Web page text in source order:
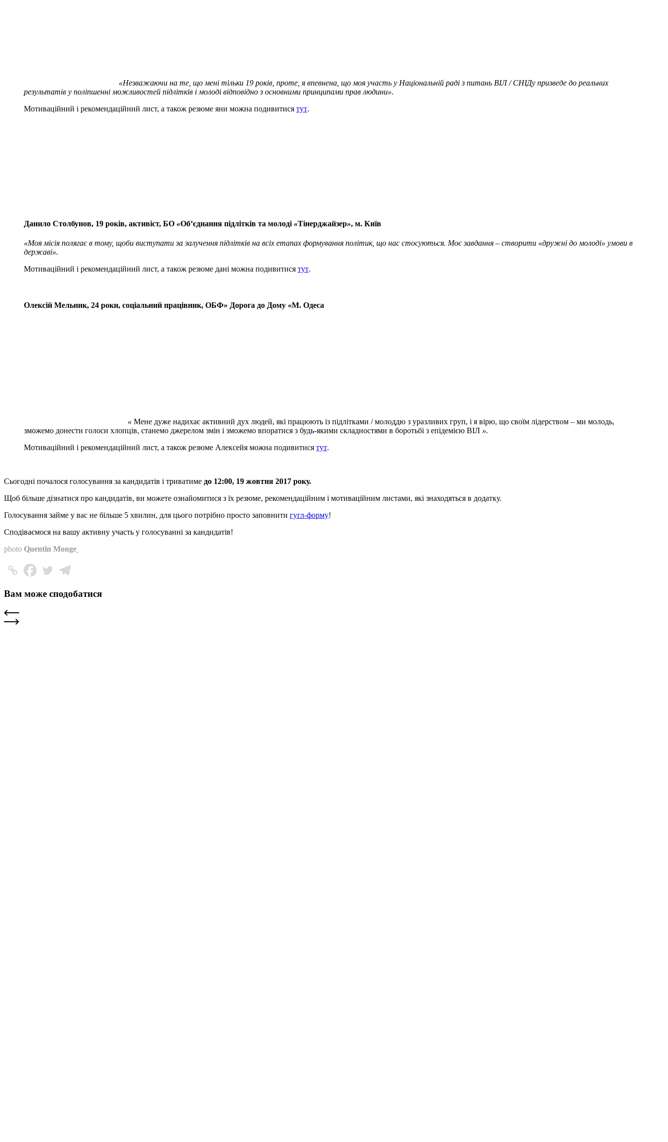
«Незважаючи на те, що мені тільки 19 років, проте, я впевнена, що моя участь у Національній раді з питань ВІЛ / СНІДу призведе до реальних
результатів у поліпшенні можливостей підлітків і молоді відповідно з основними принципами прав людини».
Мотиваційний і рекомендаційний лист, а також резюме яни можна подивитися тут.
Данило Столбунов, 19 років, активіст, БО «Об’єднання підлітків та молоді «Тінерджайзер», м. Київ
«Моя місія полягає в тому, щоби виступати за залучення підлітків на всіх етапах формування політик, що нас стосуються. Моє завдання – створити «дружні до молоді» умови в
державі».
Мотиваційний і рекомендаційний лист, а також резюме дані можна подивитися тут.
Олексій Мельник, 24 роки, соціальний працівник, ОБФ» Дорога до Дому «М. Одеса
« Мене дуже надихає активний дух людей, які працюють із підлітками / молоддю з уразливих груп, і я вірю, що своїм лідерством – ми молодь,
зможемо донести голоси хлопців, станемо джерелом змін і зможемо впоратися з будь-якими складностями в боротьбі з епідемією ВІЛ ».
Мотиваційний і рекомендаційний лист, а також резюме Алексейя можна подивитися тут.
Сьогодні почалося голосування за кандидатів і триватиме до 12:00, 19 жовтня 2017 року.
Щоб більше дізнатися про кандидатів, ви можете ознайомитися з їх резюме, рекомендаційним і мотиваційним листами, які знаходяться в додатку.
Голосування займе у вас не більше 5 хвилин, для цього потрібно просто заповнити гугл-форму!
Сподіваємося на вашу активну участь у голосуванні за кандидатів!
photo Quentin Monge
Вам може сподобатися